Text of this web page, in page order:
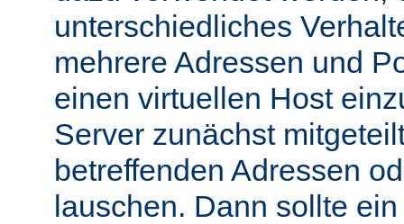
unterschiedliches
mehrere Adressen und
einen virtuellen Host
Server zunächst
betreffenden Adressen
lauschen. Dann sollte